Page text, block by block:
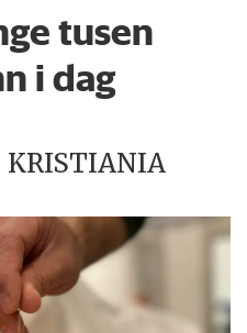
tusen
i dag
KRISTIANIA